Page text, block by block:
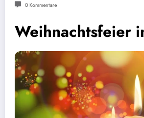
0 Kommentare
Weihnachtsfeier